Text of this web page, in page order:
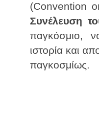
(Convention
Συνέλευση
παγκόσμιο,
ιστορία και
παγκοσμίως.